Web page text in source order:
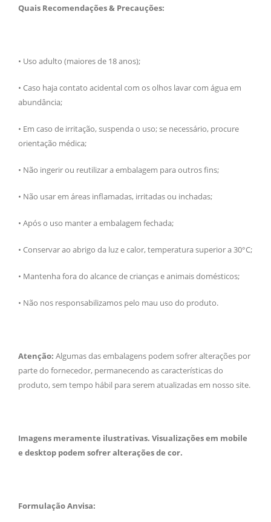
Quais Recomendações & Precauções:
• Uso adulto (maiores de 18 anos);
• Caso haja contato acidental com os olhos lavar com água em
abundância;
• Em caso de irritação, suspenda o uso; se necessário, procure
orientação médica;
• Não ingerir ou reutilizar a embalagem para outros fins;
• Não usar em áreas inflamadas, irritadas ou inchadas;
• Após o uso manter a embalagem fechada;
• Conservar ao abrigo da luz e calor, temperatura superior a 30°C;
• Mantenha fora do alcance de crianças e animais domésticos;
• Não nos responsabilizamos pelo mau uso do produto.
Atenção: Algumas das embalagens podem sofrer alterações por
parte do fornecedor, permanecendo as características do
produto, sem tempo hábil para serem atualizadas em nosso site.
Imagens meramente ilustrativas. Visualizações em mobile
e desktop podem sofrer alterações de cor.
Formulação Anvisa: